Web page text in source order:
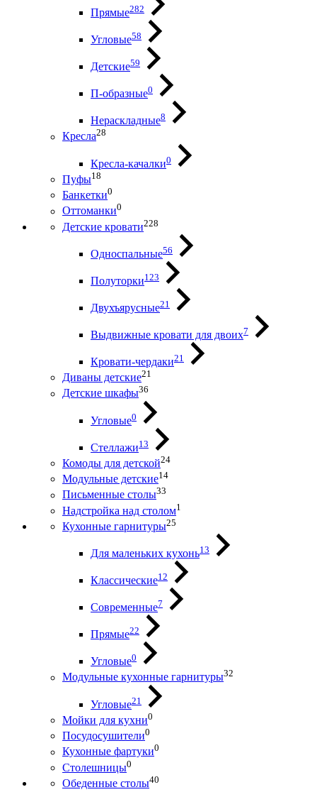
Прямые282
Угловые58
Детские59
П-образные0
Нераскладные8
Кресла28
Кресла-качалки0
Пуфы18
Банкетки0
Оттоманки0
Детские кровати228
Односпальные56
Полуторки123
Двухъярусные21
Выдвижные кровати для двоих7
Кровати-чердаки21
Диваны детские21
Детские шкафы36
Угловые0
Стеллажи13
Комоды для детской24
Модульные детские14
Письменные столы33
Надстройка над столом1
Кухонные гарнитуры25
Для маленьких кухонь13
Классические12
Современные7
Прямые22
Угловые0
Модульные кухонные гарнитуры32
Угловые21
Мойки для кухни0
Посудосушители0
Кухонные фартуки0
Столешницы0
Обеденные столы40